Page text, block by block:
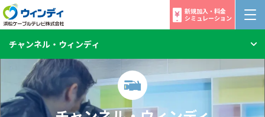
新規加入・料金
シミュレーション
チャンネル・ウィンディ